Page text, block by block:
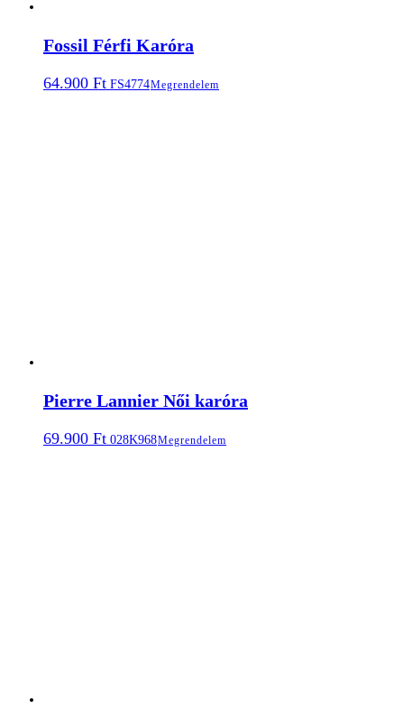
Fossil Férfi Karóra
64.900 Ft FS4774Megrendelem
Pierre Lannier Női karóra
69.900 Ft 028K968Megrendelem